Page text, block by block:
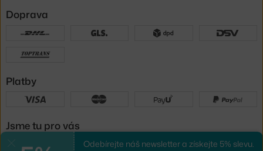
Odebírejte náš newsletter a získejte 5% slevu.
Doprava
Platby
Jsme tu pro vás